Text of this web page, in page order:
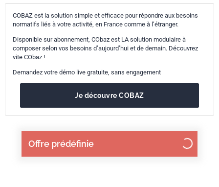
Offre prédéfinie
COBAZ est la solution simple et efficace pour répondre aux besoins
normatifs liés à votre activité, en France comme à l’étranger.
Disponible sur abonnement, CObaz est LA solution modulaire à
composer selon vos besoins d’aujourd’hui et de demain. Découvrez
vite CObaz !
Demandez votre démo live gratuite, sans engagement
Je découvre COBAZ